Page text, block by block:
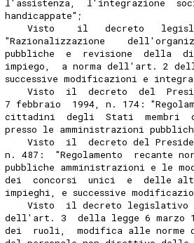
handicappate";
Visto    il   decreto
"Razionalizzazione
pubbliche  e  revisione  della
impiego,  a norma dell'art. 2
successive modificazioni e
Visto  il  decreto  del
7 febbraio  1994, n. 174:
cittadini  degli  Stati  membri
presso le amministrazioni
Visto  il  decreto del
n. 487:  "Regolamento  recante
pubbliche amministrazioni e le
dei  concorsi  unici  e  delle
impieghi, e successive
Visto  il decreto
dell'art. 3  della legge 6 marzo
dei  ruoli,  modifica alle norme